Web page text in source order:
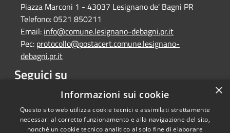
Piazza Marconi 1 - 43037 Lesignano de' Bagni PR
Telefono:0521 850211
Email: info@comune.lesignano-debagni.pr.it
Pec: protocollo@postacert.comune.lesignano-
debagni.pr.it
Seguici su
Facebook ×
Informazioni sui cookie
Questo sito web utilizza cookie tecnici e assimilati strettamente
necessari al corretto funzionamento e alla navigazione del sito,
nonché un cookie tecnico analitico al solo fine di elaborare